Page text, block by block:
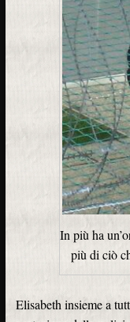
In più ha
più di ciò
Elisabeth insieme a